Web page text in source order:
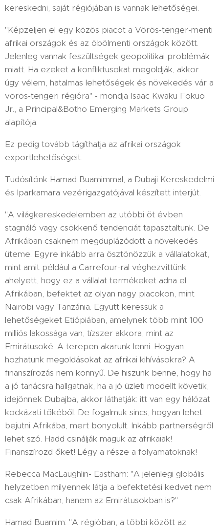
kereskedni, saját régiójában is vannak lehetőségei.
"Képzeljen el egy közös piacot a Vörös-tenger-menti
afrikai országok és az öbölmenti országok között.
Jelenleg vannak feszültségek geopolitikai problémák
miatt. Ha ezeket a konfliktusokat megoldják, akkor
úgy vélem, hatalmas lehetőségek és növekedés vár a
vörös-tengeri régióra" - mondja Isaac Kwaku Fokuo
Jr., a Principal&Botho Emerging Markets Group
alapítója.
Ez pedig tovább tágíthatja az afrikai országok
exportlehetőségeit.
Tudósítónk Hamad Buamimmal, a Dubaji Kereskedelmi
és Iparkamara vezérigazgatójával készített interjút.
"A világkereskedelemben az utóbbi öt évben
stagnáló vagy csökkenő tendenciát tapasztaltunk. De
Afrikában csaknem megduplázódott a növekedés
üteme. Egyre inkább arra ösztönözzük a vállalatokat,
mint amit például a Carrefour-ral véghezvittünk:
ahelyett, hogy ez a vállalat termékeket adna el
Afrikában, befektet az olyan nagy piacokon, mint
Nairobi vagy Tanzánia. Együtt keressük a
lehetőségeket Etiópiában, amelynek több mint 100
milliós lakossága van, tízszer akkora, mint az
Emirátusoké. A terepen akarunk lenni. Hogyan
hozhatunk megoldásokat az afrikai kihívásokra? A
finanszírozás nem könnyű. De hiszünk benne, hogy ha
a jó tanácsra hallgatnak, ha a jó üzleti modellt követik,
idejönnek Dubajba, akkor láthatják: itt van egy hálózat
kockázati tőkéből. De fogalmuk sincs, hogyan lehet
bejutni Afrikába, mert bonyolult. Inkább partnerségről
lehet szó. Hadd csinálják maguk az afrikaiak!
Finanszírozd őket! Légy a része a folyamatoknak!
Rebecca MacLaughlin- Eastham: "A jelenlegi globális
helyzetben milyennek látja a befektetési kedvet nem
csak Afrikában, hanem az Emirátusokban is?"
Hamad Buamim: "A régióban, a többi között az